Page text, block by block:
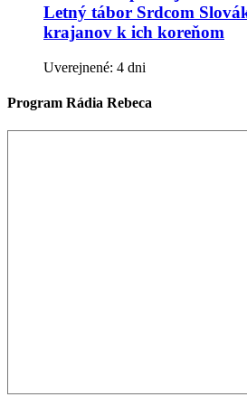
Letný tábor Srdcom
krajanov k ich koreňom
Uverejnené: 4 dni
Program Rádia Rebeca